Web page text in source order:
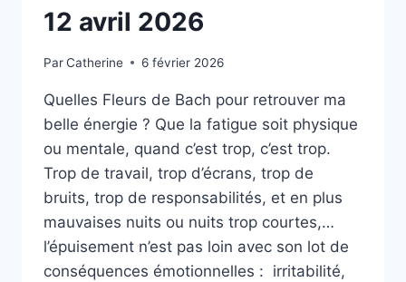
12 avril 2026
ParCatherine 6 février 2026
Quelles Fleurs de Bach pour retrouver ma
belle énergie ? Que la fatigue soit physique
ou mentale, quand c’est trop, c’est trop.
Trop de travail, trop d’écrans, trop de
bruits, trop de responsabilités, et en plus
mauvaises nuits ou nuits trop courtes,…
l’épuisement n’est pas loin avec son lot de
conséquences émotionnelles : irritabilité,